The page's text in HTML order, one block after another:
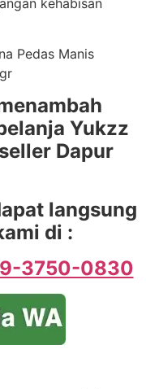
Pedas Manis
Yukzz
Dapur
langsung
di :
3750-0830